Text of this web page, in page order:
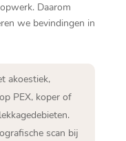
Daarom
we bevindingen in
akoestiek,
PEX, koper of
scan bij